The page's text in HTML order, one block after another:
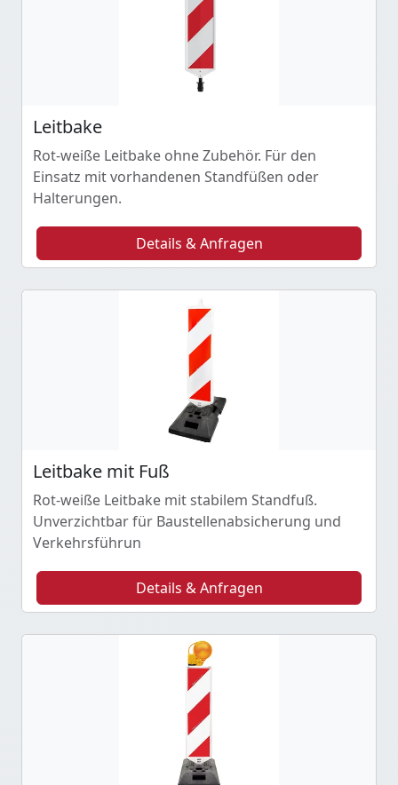
Leitbake
Rot-weiße Leitbake ohne Zubehör. Für den
Einsatz mit vorhandenen Standfüßen oder
Halterungen.
Details & Anfragen
Leitbake mit Fuß
Rot-weiße Leitbake mit stabilem Standfuß.
Unverzichtbar für Baustellenabsicherung und
Verkehrsführun
Details & Anfragen